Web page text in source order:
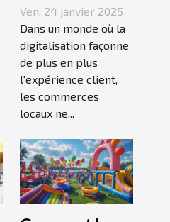
tactiques
transforment
l’interaction
client dans les
commerces
locaux
Ven. 24 janvier 2025
Dans un monde où la
digitalisation façonne
de plus en plus
l'expérience client,
les commerces
locaux ne...